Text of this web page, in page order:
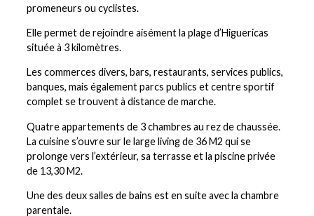
promeneurs ou cyclistes.
Elle permet de rejoindre aisément la plage d’Higuericas
située à 3 kilomètres.
Les commerces divers, bars, restaurants, services publics,
banques, mais également parcs publics et centre sportif
complet se trouvent à distance de marche.
Quatre appartements de 3 chambres au rez de chaussée.
La cuisine s’ouvre sur le large living de 36 M2 qui se
prolonge vers l’extérieur, sa terrasse et la piscine privée
de 13,30 M2.
Une des deux salles de bains est en suite avec la chambre
parentale.